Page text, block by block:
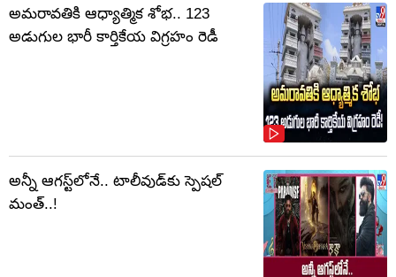
అమరావతికి ఆధ్యాత్మిక శోభ.. 123
అడుగుల భారీ కార్తికేయ విగ్రహం రెడీ
అన్నీ ఆగస్ట్‌లోనే.. టాలీవుడ్‌కు స్పెషల్
మంత్..!